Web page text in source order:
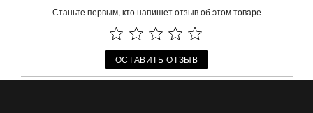
Станьте первым, кто напишет отзыв об этом товаре
ОСТАВИТЬ ОТЗЫВ